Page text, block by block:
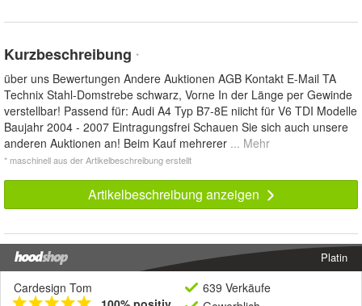
Kurzbeschreibung *
über uns Bewertungen Andere Auktionen AGB Kontakt E-Mail TA
Technix Stahl-Domstrebe schwarz, Vorne In der Länge per Gewinde
verstellbar! Passend für: Audi A4 Typ B7-8E niicht für V6 TDI Modelle
Baujahr 2004 - 2007 Eintragungsfrei Schauen Sie sich auch unsere
anderen Auktionen an! Beim Kauf mehrerer ... Mehr
* maschinell aus der Artikelbeschreibung erstellt
Artikelbeschreibung anzeigen
Platin
Cardesign Tom
639 Verkäufe